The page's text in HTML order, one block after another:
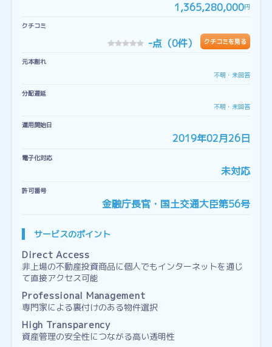
1,365,280,000円
クチコミ
-点（0件） クチコミを見る
元本割れ
不明・未回答
分配遅延
不明・未回答
運用開始日
2019年02月26日
電子化対応
未対応
許可番号
金融庁長官・国土交通大臣第56号
サービスのポイント
Direct Access
非上場の不動産投資商品に個人でもインターネットを通じ
て直接アクセス可能
Professional Management
専門家による裏付けのある物件選択
High Transparency
資産管理の安全性につながる高い透明性